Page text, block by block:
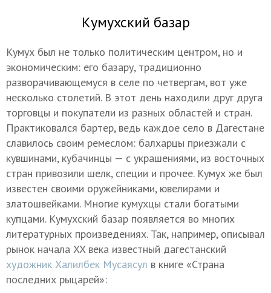
Кумухский базар
Кумух был не только политическим центром, но и
экономическим: его базару, традиционно
разворачивающемуся в селе по четвергам, вот уже
несколько столетий. В этот день находили друг друга
торговцы и покупатели из разных областей и стран.
Практиковался бартер, ведь каждое село в Дагестане
славилось своим ремеслом: балхарцы приезжали с
кувшинами, кубачинцы — с украшениями, из восточных
стран привозили шелк, специи и прочее. Кумух же был
известен своими оружейниками, ювелирами и
златошвейками. Многие кумухцы стали богатыми
купцами. Кумухский базар появляется во многих
литературных произведениях. Так, например, описывал
рынок начала XX века известный дагестанский
художник Халилбек Мусаясул в книге «Страна
последних рыцарей»: